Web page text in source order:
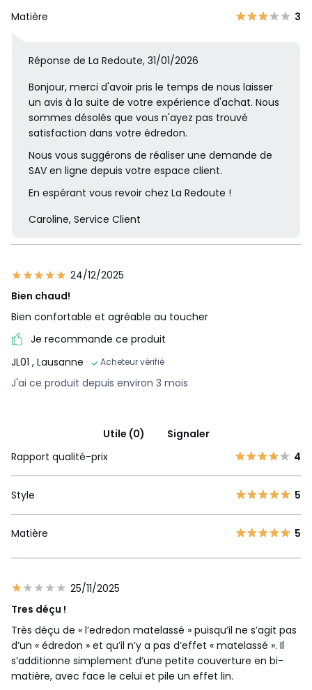
Matière 3
Réponse de La Redoute, 31/01/2026
Bonjour, merci d'avoir pris le temps de nous laisser
un avis à la suite de votre expérience d'achat. Nous
sommes désolés que vous n'ayez pas trouvé
satisfaction dans votre édredon.
Nous vous suggérons de réaliser une demande de
SAV en ligne depuis votre espace client.
En espérant vous revoir chez La Redoute !
Caroline, Service Client
24/12/2025
Bien chaud!
Bien confortable et agréable au toucher
Je recommande ce produit
JL01 , Lausanne Acheteur vérifié
J'ai ce produit depuis environ 3 mois
Utile (0)
Signaler
Rapport qualité-prix
4
Style 5
Matière 5
25/11/2025
Tres déçu !
Très déçu de « l’edredon matelassé » puisqu’il ne s’agit pas
d’un « édredon » et qu’il n’y a pas d’effet « matelassé ». Il
s’additionne simplement d’une petite couverture en bi-
matière, avec face le celui et pile un effet lin.